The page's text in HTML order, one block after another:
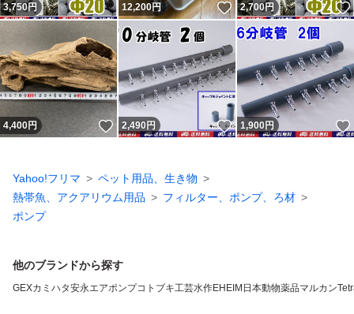
3,750円 12,200円 いいね！
2,700円
4,400円 いいね！
2,490円 いいね！
1,900円
Yahoo!フリマ
ペット用品、生き物
熱帯魚、アクアリウム用品
フィルター、ポンプ、ろ材
ポンプ
他のブランドから探す
GEXカミハタ安永エアポンプコトブキ工芸水作EHEIM 日本動物薬品マルカン